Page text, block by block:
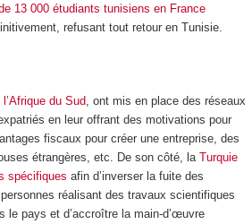
13 000 étudiants tunisiens en France
refusant tout retour en Tunisie.
l’Afrique du Sud, ont mis en place des réseaux
en leur offrant des motivations pour
fiscaux pour créer une entreprise, des
étrangères, etc. De son côté, la Turquie
spécifiques afin d’inverser la fuite des
réalisant des travaux scientifiques
le pays et d’accroître la main-d’œuvre